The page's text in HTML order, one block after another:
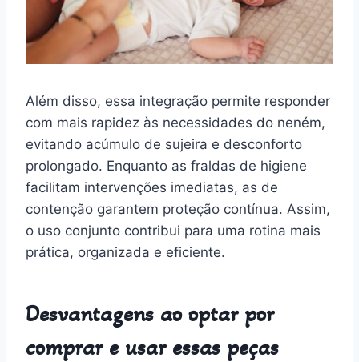
Além disso, essa integração permite responder
com mais rapidez às necessidades do neném,
evitando acúmulo de sujeira e desconforto
prolongado. Enquanto as fraldas de higiene
facilitam intervenções imediatas, as de
contenção garantem proteção contínua. Assim,
o uso conjunto contribui para uma rotina mais
prática, organizada e eficiente.
Desvantagens ao optar por
comprar e usar essas peças